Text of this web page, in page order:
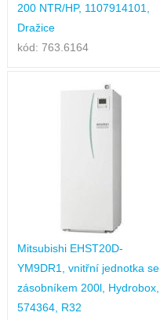
200 NTR/HP, 1107914101,
Dražice
kód: 763.6164
Mitsubishi EHST20D-
YM9DR1, vnitřní jednotka se
zásobníkem 200l, Hydrobox,
574364, R32